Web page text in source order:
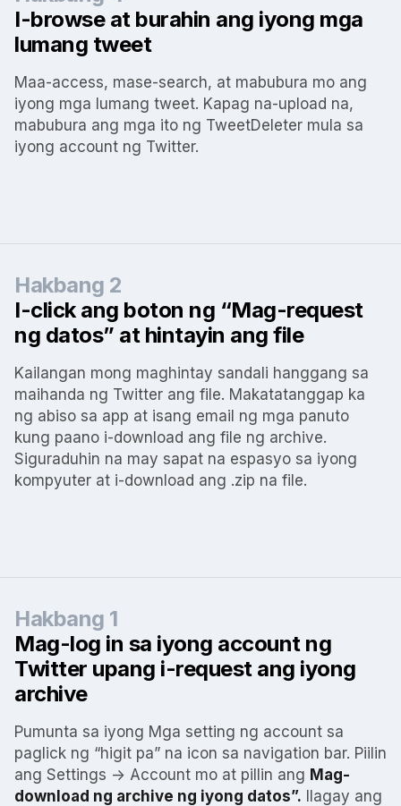
I-browse at burahin ang iyong mga
lumang tweet
Maa-access, mase-search, at mabubura mo ang
iyong mga lumang tweet. Kapag na-upload na,
mabubura ang mga ito ng TweetDeleter mula sa
iyong account ng Twitter.
Hakbang 2
I-click ang boton ng “Mag-request
ng datos” at hintayin ang file
Kailangan mong maghintay sandali hanggang sa
maihanda ng Twitter ang file. Makatatanggap ka
ng abiso sa app at isang email ng mga panuto
kung paano i-download ang file ng archive.
Siguraduhin na may sapat na espasyo sa iyong
kompyuter at i-download ang .zip na file.
Hakbang 1
Mag-log in sa iyong account ng
Twitter upang i-request ang iyong
archive
Pumunta sa iyong Mga setting ng account sa
paglick ng “higit pa” na icon sa navigation bar. Piilin
ang Settings -> Account mo at pillin ang Mag-
download ng archive ng iyong datos”. Ilagay ang